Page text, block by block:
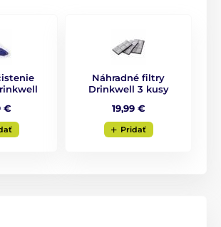
€
Náhradné filtry
Drinkwell 3 kusy
19,99 €
Pridať